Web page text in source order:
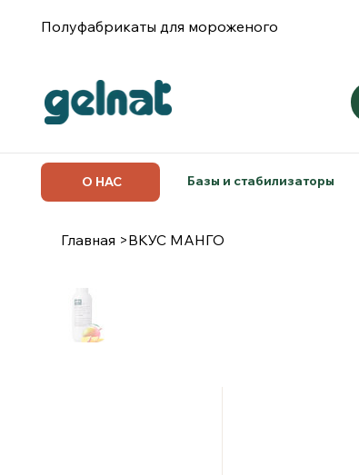
Полуфабрикаты для мороженого
О НАС Базы и стабилизаторы
Главная >ВКУС МАНГО